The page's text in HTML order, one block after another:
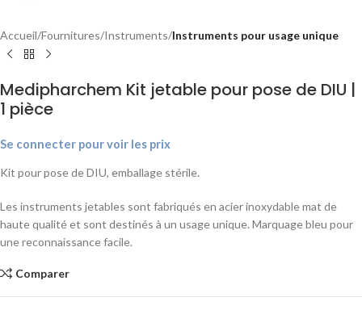
Accueil Fournitures Instruments Instruments pour usage unique
Medipharchem Kit jetable pour pose de DIU |
1 pièce
Se connecter pour voir les prix
Kit pour pose de DIU, emballage stérile.
Les instruments jetables sont fabriqués en acier inoxydable mat de
haute qualité et sont destinés à un usage unique. Marquage bleu pour
une reconnaissance facile.
Comparer